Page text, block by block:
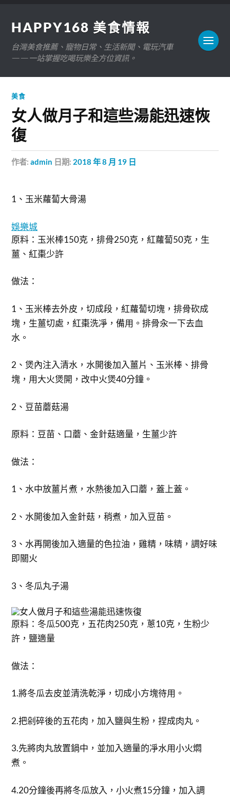
HAPPY168 美食情報
台灣美食推薦、寵物日常、生活新聞、電玩汽車
——一站掌握吃喝玩樂全方位資訊。
美食
女人做月子和這些湯能迅速恢
復
作者:admin 日期: 2018 年 8 月 19 日
1、玉米蘿蔔大骨湯
娛樂城
原料：玉米棒150克，排骨250克，紅蘿蔔50克，生
薑、紅棗少許
做法：
1、玉米棒去外皮，切成段，紅蘿蔔切塊，排骨砍成
塊，生薑切處，紅棗洗凈，備用。排骨汆一下去血
水。
2、煲內注入清水，水開後加入薑片、玉米棒、排骨
塊，用大火煲開，改中火煲40分鐘。
2、豆苗蘑菇湯
原料：豆苗、口蘑、金針菇適量，生薑少許
做法：
1、水中放薑片煮，水熱後加入口蘑，蓋上蓋。
2、水開後加入金針菇，稍煮，加入豆苗。
3、水再開後加入適量的色拉油，雞精，味精，調好味
即關火
3、冬瓜丸子湯
原料：冬瓜500克，五花肉250克，蔥10克，生粉少
許，鹽適量
做法：
1.將冬瓜去皮並清洗乾淨，切成小方塊待用。
2.把剁碎後的五花肉，加入鹽與生粉，捏成肉丸。
3.先將肉丸放置鍋中，並加入適量的凈水用小火燜
煮。
4.20分鐘後再將冬瓜放入，小火煮15分鐘，加入調